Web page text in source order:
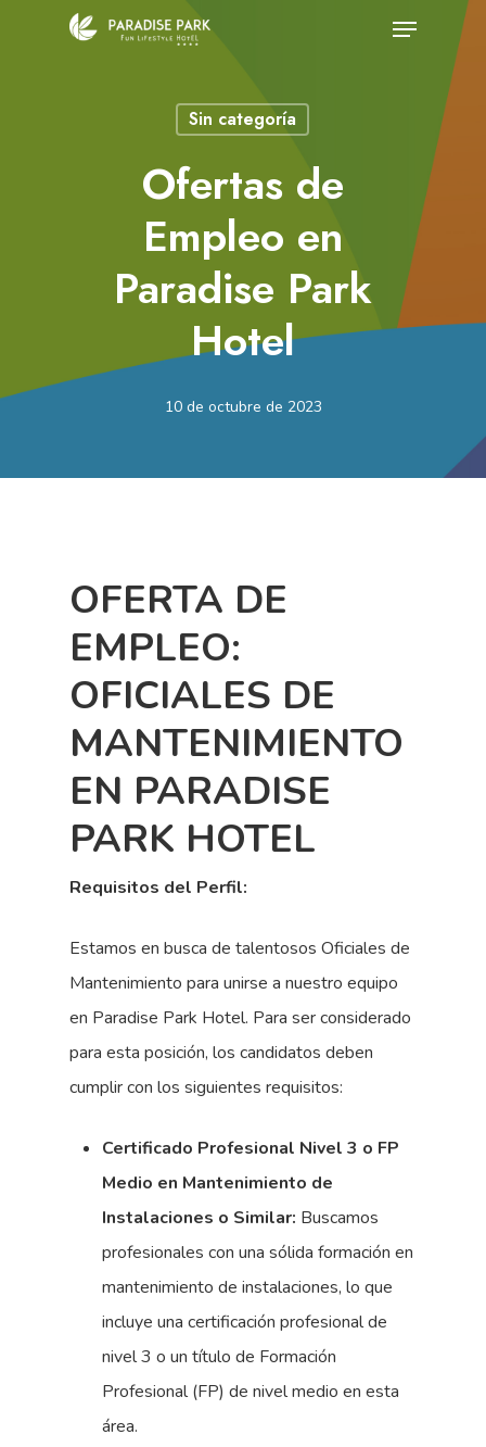
Menu
Sin categoría
Ofertas de
Empleo en
Paradise Park
Hotel
10 de octubre de 2023
OFERTA DE
EMPLEO:
OFICIALES DE
MANTENIMIENTO
EN PARADISE
PARK HOTEL
Requisitos del Perfil:
Estamos en busca de talentosos Oficiales de
Mantenimiento para unirse a nuestro equipo
en Paradise Park Hotel. Para ser considerado
para esta posición, los candidatos deben
cumplir con los siguientes requisitos:
Certificado Profesional Nivel 3 o FP
Medio en Mantenimiento de
Instalaciones o Similar: Buscamos
profesionales con una sólida formación en
mantenimiento de instalaciones, lo que
incluye una certificación profesional de
nivel 3 o un título de Formación
Profesional (FP) de nivel medio en esta
área.
Close
Menu